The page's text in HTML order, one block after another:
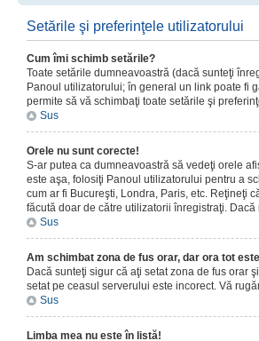
Setările şi preferinţele utilizatorului
Cum îmi schimb setările?
Toate setările dumneavoastră (dacă sunteţi
Panoul utilizatorului; în general un link poate fi
permite să vă schimbaţi toate setările şi
Sus
Orele nu sunt corecte!
S-ar putea ca dumneavoastră să vedeţi orele
este aşa, folosiţi Panoul utilizatorului pentru a
cum ar fi Bucureşti, Londra, Paris, etc. Reţineţi
făcută doar de către utilizatorii înregistraţi.
Sus
Am schimbat zona de fus orar, dar ora tot
Dacă sunteţi sigur că aţi setat zona de fus orar
setat pe ceasul serverului este incorect. Vă
Sus
Limba mea nu este în listă!